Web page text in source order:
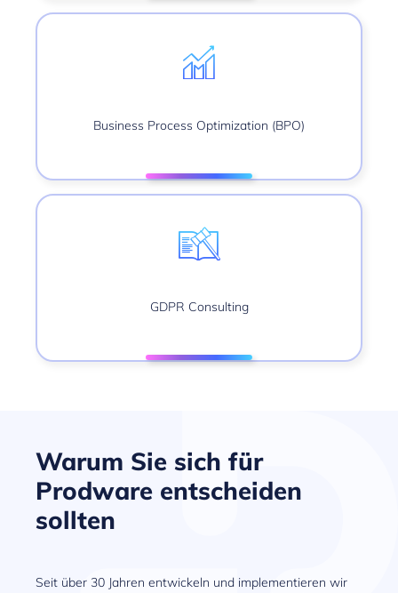
Business Process Optimization (BPO)
GDPR Consulting
Warum Sie sich für
Prodware entscheiden
sollten
Seit über 30 Jahren entwickeln und implementieren wir